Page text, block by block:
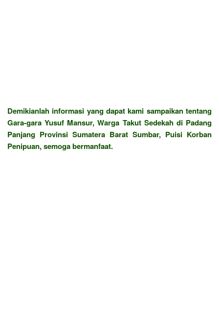
Demikianlah informasi yang dapat kami sampaikan tentang
Gara-gara Yusuf Mansur, Warga Takut Sedekah di Padang
Panjang Provinsi Sumatera Barat Sumbar, Puisi Korban
Penipuan, semoga bermanfaat.